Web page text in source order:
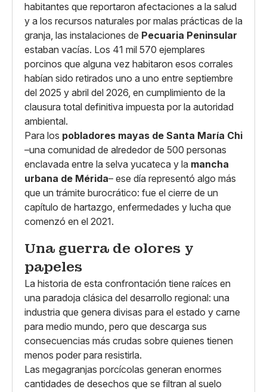
habitantes que reportaron afectaciones a la salud
y a los recursos naturales por malas prácticas de la
granja, las instalaciones de Pecuaria Peninsular
estaban vacías. Los 41 mil 570 ejemplares
porcinos que alguna vez habitaron esos corrales
habían sido retirados uno a uno entre septiembre
del 2025 y abril del 2026, en cumplimiento de la
clausura total definitiva impuesta por la autoridad
ambiental.
Para los pobladores mayas de Santa María Chi
–una comunidad de alrededor de 500 personas
enclavada entre la selva yucateca y la mancha
urbana de Mérida– ese día representó algo más
que un trámite burocrático: fue el cierre de un
capítulo de hartazgo, enfermedades y lucha que
comenzó en el 2021.
Una guerra de olores y
papeles
La historia de esta confrontación tiene raíces en
una paradoja clásica del desarrollo regional: una
industria que genera divisas para el estado y carne
para medio mundo, pero que descarga sus
consecuencias más crudas sobre quienes tienen
menos poder para resistirla.
Las megagranjas porcícolas generan enormes
cantidades de desechos que se filtran al suelo